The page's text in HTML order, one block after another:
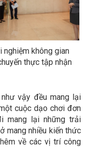
nghiệm không gian
thực tập nhận
vậy đều mang lại
cuộc dạo chơi đơn
mang lại những trải
mang nhiều kiến thức
về các vị trí công